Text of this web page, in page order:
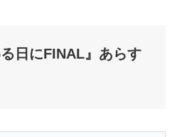
る日にFINAL』あらす